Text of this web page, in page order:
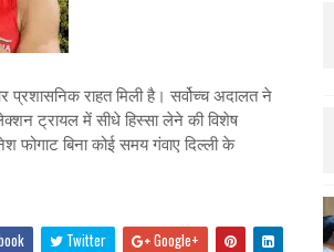
राहत मिली है। सर्वोच्च अदालत ने
ट्रायल में सीधे हिस्सा लेने की विशेष
फोगाट बिना कोई समय गंवाए दिल्ली के
Twitter Google+